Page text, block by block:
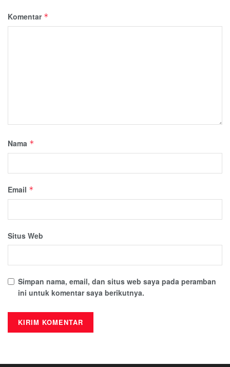
Komentar *
Nama *
Email *
Situs Web
Simpan nama, email, dan situs web saya pada peramban
ini untuk komentar saya berikutnya.